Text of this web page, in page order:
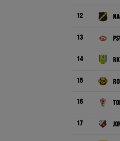
12
13
14
15
16
17